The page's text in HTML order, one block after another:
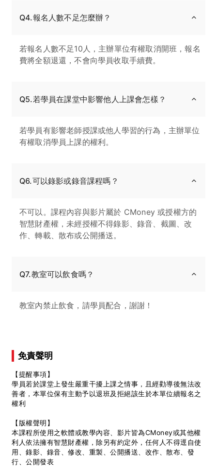
Q4.報名人數不足怎麼辦？
若報名人數不足10人，主辦單位有權取消開班，報名
費將全額退還，不會向學員收取手續費。
Q5.若學員在課堂中影響他人上課會怎樣？
若學員有影響老師授課或他人學習的行為，主辦單位
有權取消學員上課的權利。
Q6.可以錄影或錄音課程嗎？
不可以。課程內容與影片屬於 CMoney 或授權方的
智慧財產權，未經授權不得錄影、錄音、截圖、改
作、轉載、散布或公開播送。
Q7.教室可以飲食嗎？
教室內禁止飲食，請學員配合，謝謝！
免責聲明
【提醒事項】
學員若於課堂上發生嚴重干擾上課之情事，且經勸導後無法改
善者，本單位保有主動予以退班及拒絕該生於本單位續報名之
權利
【版權聲明】
本課程所使用之軟體或教學內容、影片皆為CMoney或其他權
利人依法擁有智慧財產權，除另有約定外，任何人不得逕自使
用、錄影、錄音、修改、重製、公開播送、改作、散布、發
行、公開發表